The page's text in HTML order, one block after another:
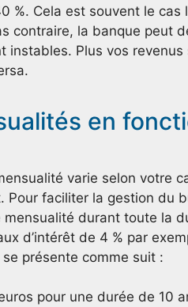
%. Cela est souvent le
contraire, la banque peut
instables. Plus vos
en
varie selon votre
Pour faciliter la gestion du
mensualité durant toute la
d’intérêt de 4 % par
présente comme suit :
pour une durée de 10